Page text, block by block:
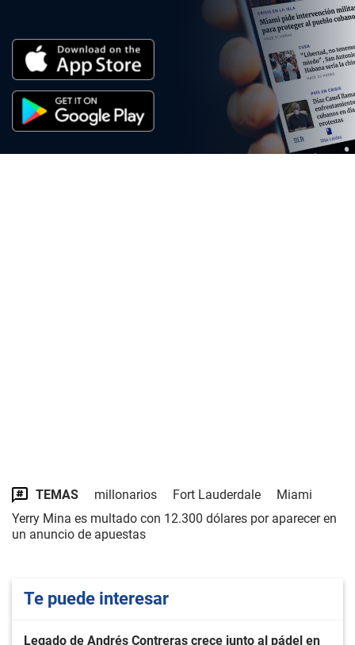
TEMAS millonarios Fort Lauderdale
Miami
Yerry Mina es multado con 12.300 dólares por aparecer en
un anuncio de apuestas
Te puede interesar
Legado de Andrés Contreras crece junto al pádel en